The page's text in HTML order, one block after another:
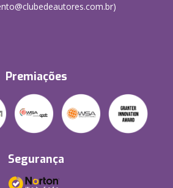
Premiações
Segurança